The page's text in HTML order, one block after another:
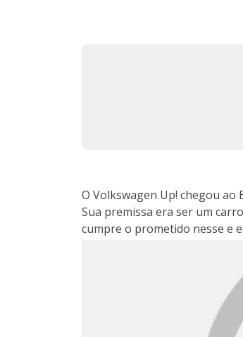
O Volkswagen Up! chegou ao
Sua premissa era ser um
cumpre o prometido nesse e